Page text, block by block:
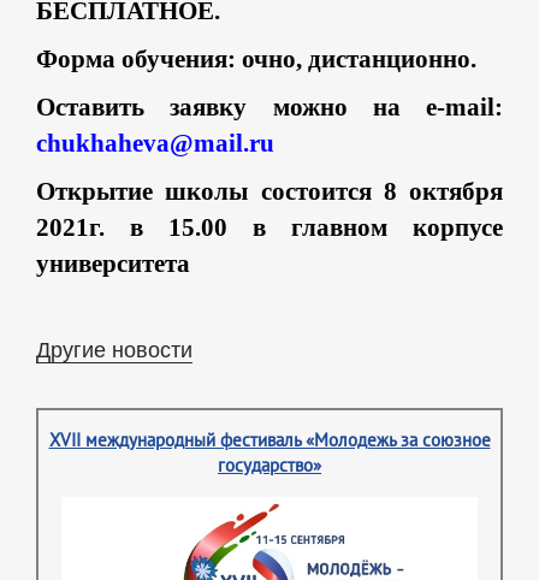
БЕСПЛАТНОЕ.
Форма обучения: очно, дистанционно.
Оставить заявку можно на e-mail:
chukhaheva@mail.ru
Открытие школы состоится 8 октября
2021г. в 15.00 в главном корпусе
университета
Другие новости
XVII международный фестиваль «Молодежь за союзное
государство»